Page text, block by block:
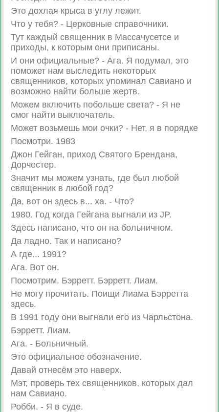
Это дохлая крыса в углу лежит.
Что у тебя? - Церковные справочники.
Тут каждый священник в Массачусетсе и
приходы, к которым они приписаны.
И они официальные? - Ага. Я подумал, это
поможет нам выследить некоторых
священников, которых упоминал Савиано и
возможно найти больше жертв.
Можем включить побольше света? - Я не
смог найти выключатель.
Может возьмешь мои очки? - Нет, я в порядке
Посмотри. 1983
Джон Гейган, приход Святого Брендана,
Дорчестер.
Значит мы можем узнать, где был любой
священник в любой год?
Да, вот он здесь в... ха. - Что?
1980. Год когда Гейгана выгнали из JP.
Здесь написано, что он на больничном.
Да ладно. Так и написано?
А где... 1991?
Ага. Вот он.
Посмотрим. Бэрретт. Бэрретт. Лиам.
Не могу прочитать. Поищи Лиама Бэрретта
здесь.
В 1991 году они выгнали его из Чарльстона.
Бэрретт. Лиам.
Ага. - Больничный.
Это официальное обозначение.
Давай отнесём это наверх.
Мэт, проверь тех священников, которых дал
нам Савиано.
Робби. - Я в суде.